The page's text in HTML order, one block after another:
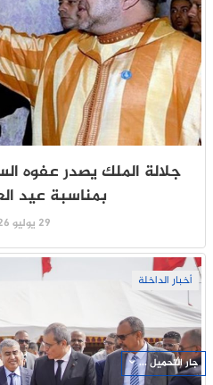
بمناسبة عيد
29 يوليو 2026
أخبار الداخلة
جار التحميل ...